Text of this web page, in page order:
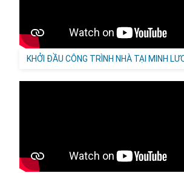
KHỞI ĐẦU CÔNG TRÌNH NHÀ TẠI MINH